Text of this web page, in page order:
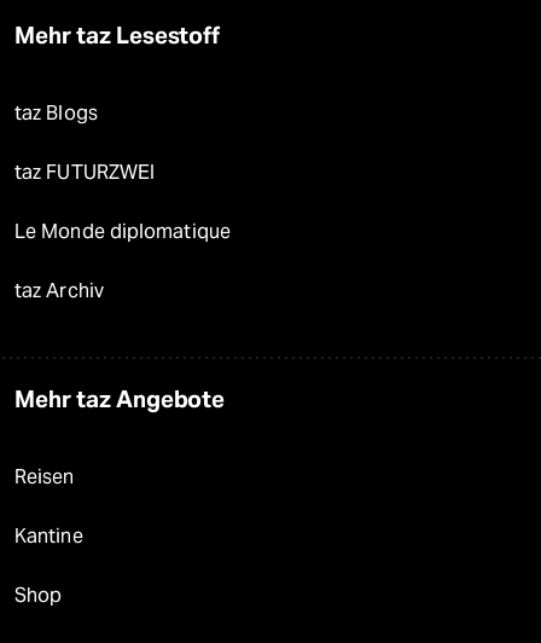
Mehr taz Lesestoff
taz Blogs
taz FUTURZWEI
Le Monde diplomatique
taz Archiv
Mehr taz Angebote
Reisen
Kantine
Shop